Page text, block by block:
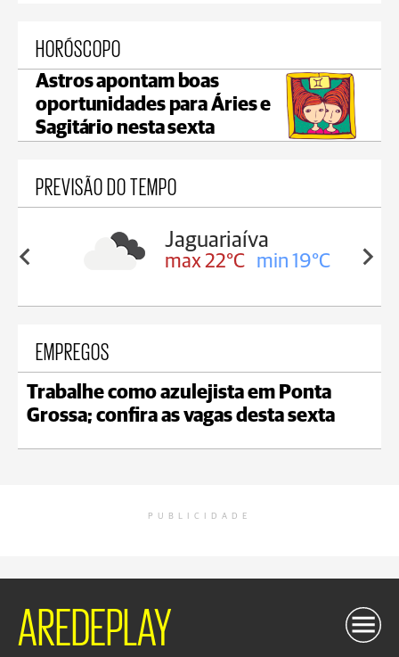
HORÓSCOPO
Astros apontam boas
oportunidades para Áries e
Sagitário nesta sexta
PREVISÃO DO TEMPO
18°C
Jaguariaíva
max 22°C min 19°C
EMPREGOS
Trabalhe como azulejista em Ponta
Grossa; confira as vagas desta sexta
PUBLICIDADE
AREDEPLAY